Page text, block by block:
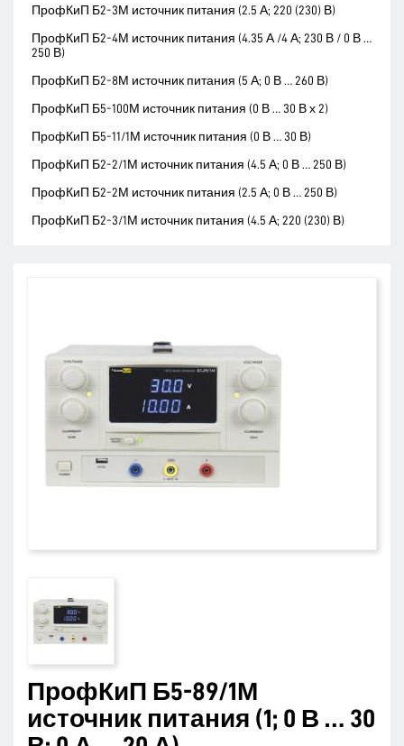
ПрофКиП Б2-3М источник питания (2.5 А; 220 (230) В)
ПрофКиП Б2-4М источник питания (4.35 А /4 А; 230 В / 0 В …
250 В)
ПрофКиП Б2-8М источник питания (5 А; 0 В … 260 В)
ПрофКиП Б5-100М источник питания (0 В … 30 В х 2)
ПрофКиП Б5-11/1М источник питания (0 В … 30 В)
ПрофКиП Б2-2/1М источник питания (4.5 А; 0 В … 250 В)
ПрофКиП Б2-2М источник питания (2.5 А; 0 В … 250 В)
ПрофКиП Б2-3/1М источник питания (4.5 А; 220 (230) В)
ПрофКиП Б5-89/1М
источник питания (1; 0 В … 30